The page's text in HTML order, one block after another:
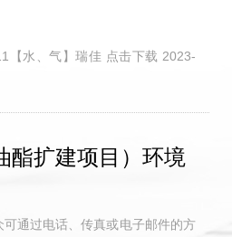
【水、气】瑞佳 点击下载 2023-
酯扩建项目）环境
通过电话、传真或电子邮件的方